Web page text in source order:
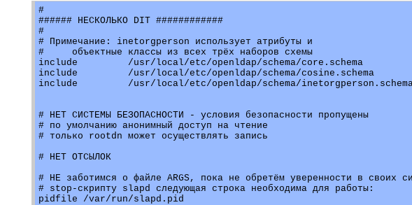
#
###### НЕСКОЛЬКО DIT ############
#
# Примечание: inetorgperson использует атрибуты и
#     объектные классы из всех трёх наборов схемы
include		/usr/local/etc/openldap/schema/core.schema
include		/usr/local/etc/openldap/schema/cosine.schema
include		/usr/local/etc/openldap/schema/inetorgperson.schema
# НЕТ СИСТЕМЫ БЕЗОПАСНОСТИ - условия безопасности пропущены
# по умолчанию анонимный доступ на чтение
# только rootdn может осуществлять запись
# НЕТ ОТСЫЛОК
# НЕ заботимся о файле ARGS, пока не обретём уверенности в своих
# stop-скрипту slapd следующая строка необходима для работы:
pidfile /var/run/slapd.pid